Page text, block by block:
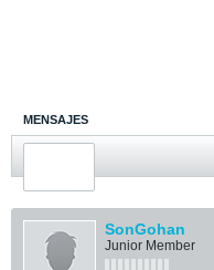
MENSAJES
ÚLTIMA ACTIVIDAD
SonGohan
Junior Member